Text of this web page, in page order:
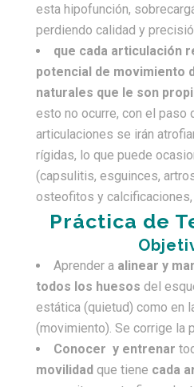
esta hipofunción,
perdiendo calidad y
que cada articulación
potencial de movimiento
naturales que le son
esto no ocurre, con el paso
articulaciones se irán
rígidas, lo que puede
(capsulitis, esguinces,
osteofitos y calcificaciones,
Práctica de
Aprender a alinear y
todos los huesos del
estática (quietud) como en
(movimiento). Se corrige la
Conocer y entrenar
movilidadque tiene cada